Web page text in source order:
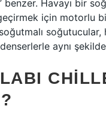
benzer. Havayı bir
için motorlu
soğutucular,
aynı şekilde